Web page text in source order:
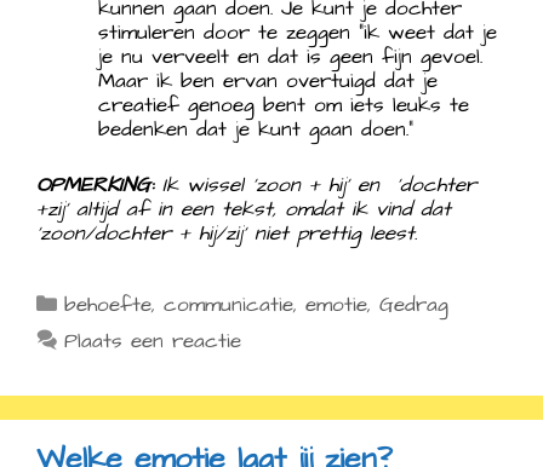
kunnen gaan doen. Je kunt je dochter
stimuleren door te zeggen “ik weet dat je
je nu verveelt en dat is geen fijn gevoel.
Maar ik ben ervan overtuigd dat je
creatief genoeg bent om iets leuks te
bedenken dat je kunt gaan doen.”
OPMERKING:Ik wissel ‘zoon + hij’ en ‘dochter
+zij’ altijd af in een tekst, omdat ik vind dat
‘zoon/dochter + hij/zij’ niet prettig leest.
Categorieën
behoefte,communicatie,emotie,Gedrag
Plaats een reactie